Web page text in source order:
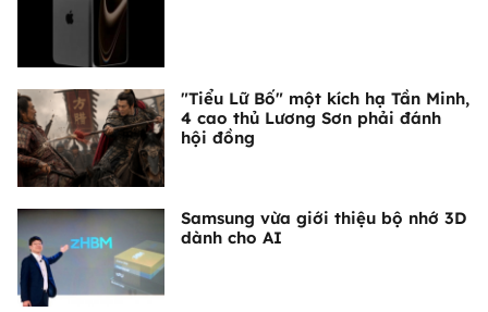
"Tiểu Lữ Bố" một kích hạ Tần Minh,
4 cao thủ Lương Sơn phải đánh
hội đồng
Samsung vừa giới thiệu bộ nhớ 3D
dành cho AI